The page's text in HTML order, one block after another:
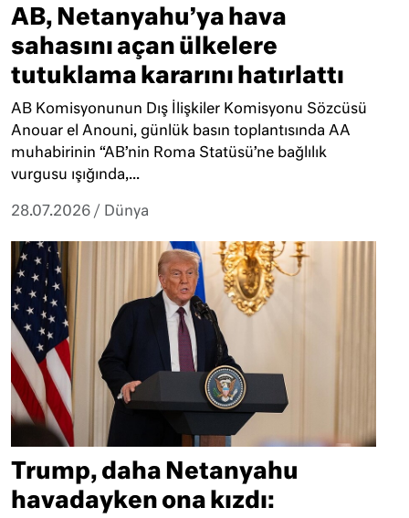
AB, Netanyahu’ya hava
sahasını açan ülkelere
tutuklama kararını hatırlattı
AB Komisyonunun Dış İlişkiler Komisyonu Sözcüsü
Anouar el Anouni, günlük basın toplantısında AA
muhabirinin “AB’nin Roma Statüsü’ne bağlılık
vurgusu ışığında,...
28.07.2026 / Dünya
Trump, daha Netanyahu
havadayken ona kızdı: